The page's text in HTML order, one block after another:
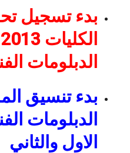
بدء تسجيل
الدبلومات
بدء تنسيق
الاول والثاني